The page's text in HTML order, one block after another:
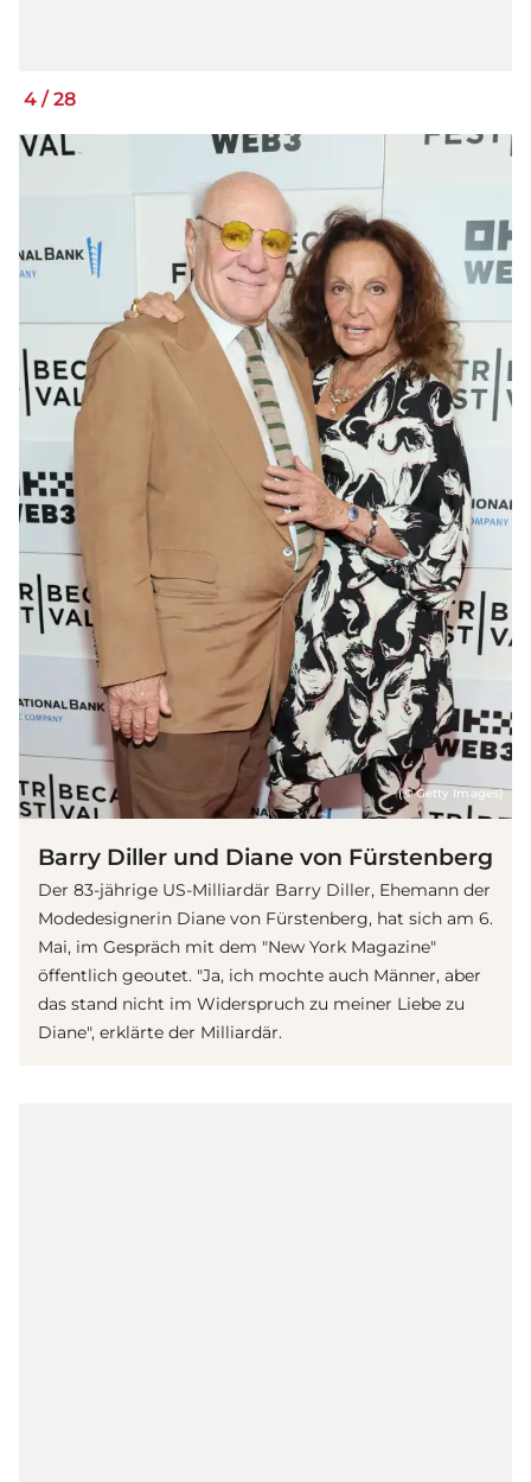
4 /28
(© Getty Images)
Barry Diller und Diane von Fürstenberg
Der 83-jährige US-Milliardär Barry Diller, Ehemann der
Modedesignerin Diane von Fürstenberg, hat sich am 6.
Mai, im Gespräch mit dem "New York Magazine"
öffentlich geoutet. "Ja, ich mochte auch Männer, aber
das stand nicht im Widerspruch zu meiner Liebe zu
Diane", erklärte der Milliardär.